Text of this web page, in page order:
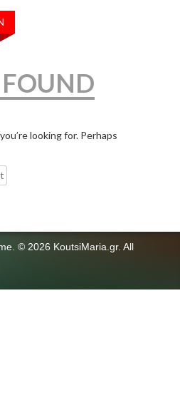
looking for. Perhaps
© 2026 KoutsiMaria.gr. All